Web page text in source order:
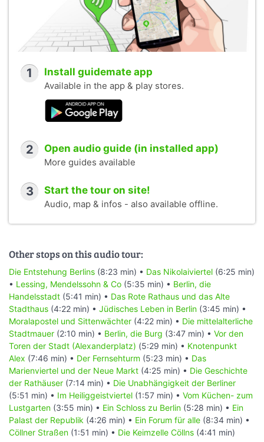
1 Install guidemate app
Available in the app & play stores.
2 Open audio guide (in installed app)
More guides available
3 Start the tour on site!
Audio, map & infos - also available offline.
Other stops on this audio tour:
Die Entstehung Berlins (8:23 min) • Das Nikolaiviertel (6:25 min)
• Lessing, Mendelssohn & Co (5:35 min) • Berlin, die
Handelsstadt (5:41 min) • Das Rote Rathaus und das Alte
Stadthaus (4:22 min) • Jüdisches Leben in Berlin (3:45 min) •
Moralapostel und Sittenwächter (4:22 min) • Die mittelalterliche
Stadtmauer (2:10 min) • Berlin, die Burg (3:47 min) • Vor den
Toren der Stadt (Alexanderplatz) (5:29 min) • Knotenpunkt
Alex (7:46 min) • Der Fernsehturm (5:23 min) • Das
Marienviertel und der Neue Markt (4:25 min) • Die Geschichte
der Rathäuser (7:14 min) • Die Unabhängigkeit der Berliner
(5:51 min) • Im Heiliggeistviertel (1:57 min) • Vom Küchen- zum
Lustgarten (3:55 min) • Ein Schloss zu Berlin (5:28 min) • Ein
Palast der Republik (4:26 min) • Ein Forum für alle (8:34 min) •
Cöllner Straßen (1:51 min) • Die Keimzelle Cöllns (4:41 min)